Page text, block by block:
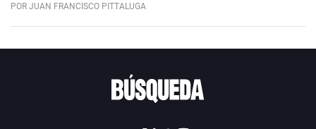
POR JUAN FRANCISCO PITTALUGA